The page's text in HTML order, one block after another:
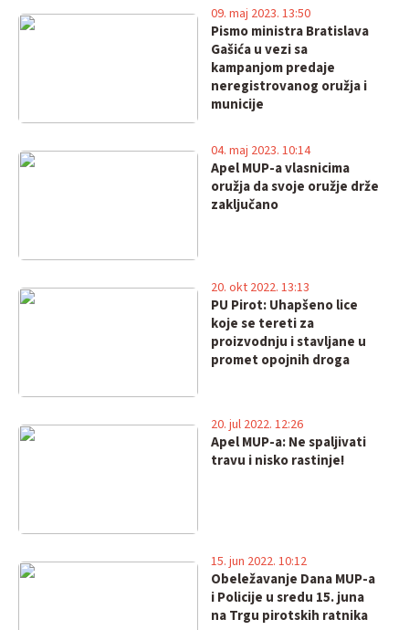
Pismo ministra Bratislava
Gašića u vezi sa
kampanjom predaje
neregistrovanog oružja i
municije
09. maj 2023. 13:50
Apel MUP-a vlasnicima
oružja da svoje oružje drže
zaključano
04. maj 2023. 10:14
PU Pirot: Uhapšeno lice
koje se tereti za
proizvodnju i stavljane u
promet opojnih droga
20. okt 2022. 13:13
Apel MUP-a: Ne spaljivati
travu i nisko rastinje!
20. jul 2022. 12:26
Obeležavanje Dana MUP-a
i Policije u sredu 15. juna
na Trgu pirotskih ratnika
15. jun 2022. 10:12